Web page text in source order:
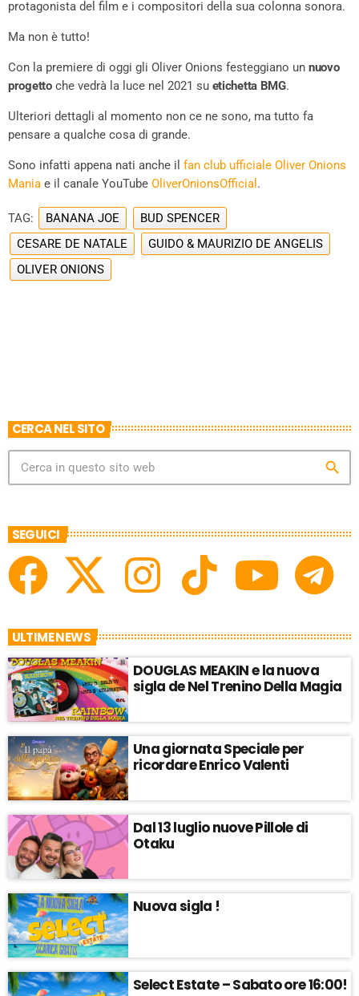
protagonista del film e i compositori della sua colonna sonora.
Ma non è tutto!
Con la premiere di oggi gli Oliver Onions festeggiano un nuovo
progettoche vedrà la luce nel 2021 su etichetta BMG.
Ulteriori dettagli al momento non ce ne sono, ma tutto fa
pensare a qualche cosa di grande.
Sono infatti appena nati anche il fan club ufficiale Oliver Onions
Mania e il canale YouTube OliverOnionsOfficial .
TAG: BANANA JOE
BUD SPENCER
CESARE DE NATALE
GUIDO & MAURIZIO DE ANGELIS
OLIVER ONIONS
CERCA NEL SITO
search
SEGUICI
ULTIME NEWS
DOUGLAS MEAKIN e la nuova
sigla de Nel Trenino Della Magia
Una giornata Speciale per
ricordare Enrico Valenti
Dal 13 luglio nuove Pillole di
Otaku
Nuova sigla !
Select Estate – Sabato ore 16:00!